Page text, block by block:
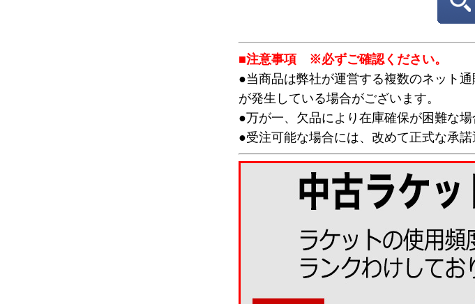
■注意事項 ※必ずご確認ください。
●当商品は弊社が運営する複数のネット
が発生している場合がございます。
●万が一、欠品により在庫確保が困難な
●受注可能な場合には、改めて正式な承諾